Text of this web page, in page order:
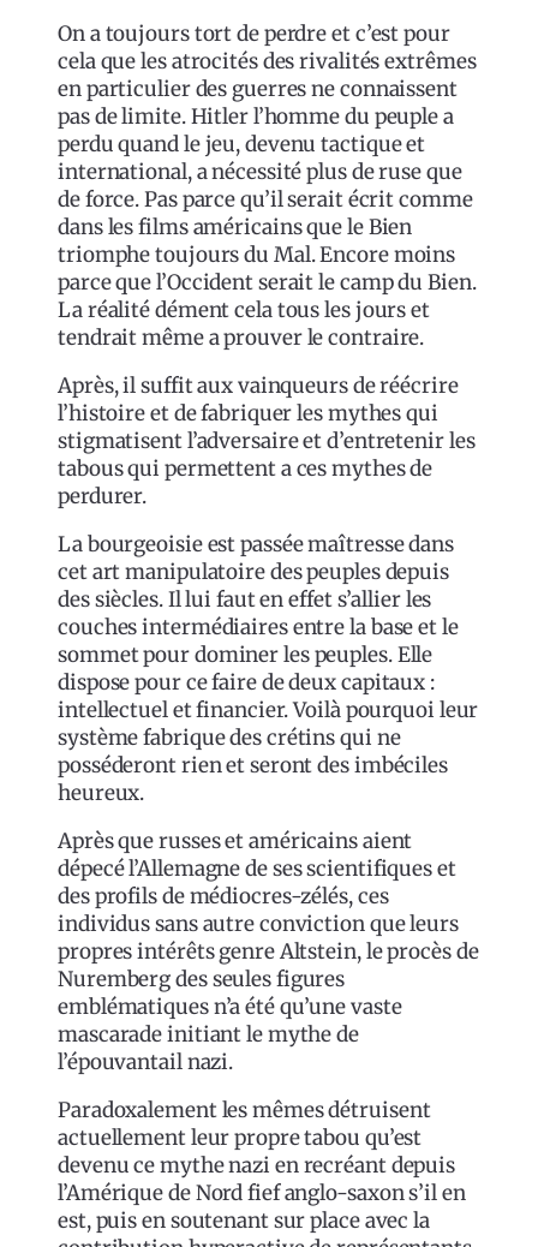
On a toujours tort de perdre et c’est pour
cela que les atrocités des rivalités extrêmes
en particulier des guerres ne connaissent
pas de limite. Hitler l’homme du peuple a
perdu quand le jeu, devenu tactique et
international, a nécessité plus de ruse que
de force. Pas parce qu’il serait écrit comme
dans les films américains que le Bien
triomphe toujours du Mal. Encore moins
parce que l’Occident serait le camp du Bien.
La réalité dément cela tous les jours et
tendrait même a prouver le contraire.
Après, il suffit aux vainqueurs de réécrire
l’histoire et de fabriquer les mythes qui
stigmatisent l’adversaire et d’entretenir les
tabous qui permettent a ces mythes de
perdurer.
La bourgeoisie est passée maîtresse dans
cet art manipulatoire des peuples depuis
des siècles. Il lui faut en effet s’allier les
couches intermédiaires entre la base et le
sommet pour dominer les peuples. Elle
dispose pour ce faire de deux capitaux :
intellectuel et financier. Voilà pourquoi leur
système fabrique des crétins qui ne
posséderont rien et seront des imbéciles
heureux.
Après que russes et américains aient
dépecé l’Allemagne de ses scientifiques et
des profils de médiocres-zélés, ces
individus sans autre conviction que leurs
propres intérêts genre Altstein, le procès de
Nuremberg des seules figures
emblématiques n’a été qu’une vaste
mascarade initiant le mythe de
l’épouvantail nazi.
Paradoxalement les mêmes détruisent
actuellement leur propre tabou qu’est
devenu ce mythe nazi en recréant depuis
l’Amérique de Nord fief anglo-saxon s’il en
est, puis en soutenant sur place avec la